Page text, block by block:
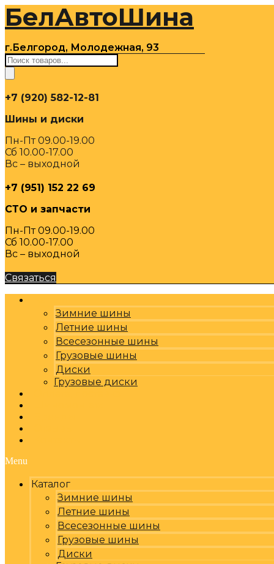
Перейти
содержимому
БелАвтоШина
г.Белгород, Молодежная, 93
Поиск
товаров
+7 (920) 582-12-81
Шины и диски
Пн-Пт 09.00-19.00
Сб 10.00-17.00
Вс – выходной
+7 (951) 152 22 69
СТО и запчасти
Пн-Пт 09.00-19.00
Сб 10.00-17.00
Вс – выходной
Связаться
Зимние шины
Летние шины
Всесезонные шины
Грузовые шины
Диски
Грузовые диски
Menu
Каталог
Зимние шины
Летние шины
Всесезонные шины
Грузовые шины
Диски